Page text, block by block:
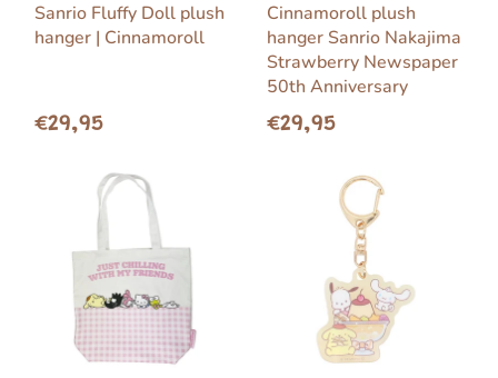
Sanrio Fluffy Doll plush
hanger | Cinnamoroll
€29,95
Cinnamoroll plush
hanger Sanrio Nakajima
Strawberry Newspaper
50th Anniversary
€29,95